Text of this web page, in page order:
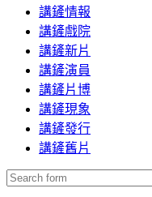
講鏟情報
講鏟戲院
講鏟新片
講鏟演員
講鏟片博
講鏟現象
講鏟發行
講鏟舊片